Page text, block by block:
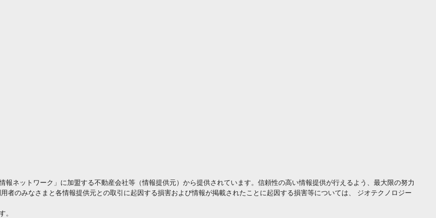
ネットワーク」に加盟する不動産会社等（情報提供元）から提供されています。信頼性の高い情報提供が行えるよう、最大限の努力
者のみなさまと各情報提供元との取引に起因する損害および情報が掲載されたことに起因する損害等については、 ジオテクノロジー
。